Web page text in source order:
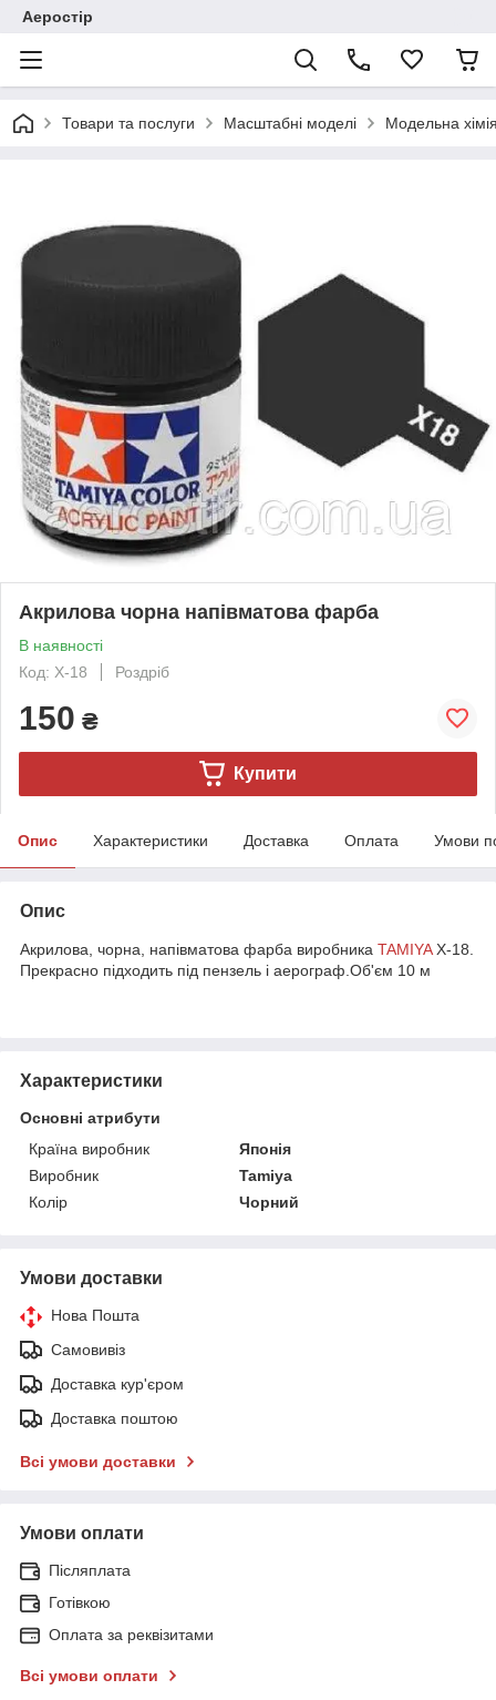
Аеростір
Товари та послуги Масштабні моделі Модельна
Акрилова чорна напівматова фарба
В наявності
Код: X-18
Роздріб
150 ₴
Купити
Опис Характеристики Доставка Оплата Умови
Опис
Акрилова, чорна, напівматова фарба виробника TAMIYAX-18.
Прекрасно підходить під пензель і аерограф.Об'єм 10 м
Характеристики
Основні атрибути
Країна виробник
Японія
Виробник
Tamiya
Колір
Чорний
Умови доставки
Нова Пошта
Самовивіз
Доставка кур'єром
Доставка поштою
Всі умови доставки
Умови оплати
Післяплата
Готівкою
Оплата за реквізитами
Всі умови оплати